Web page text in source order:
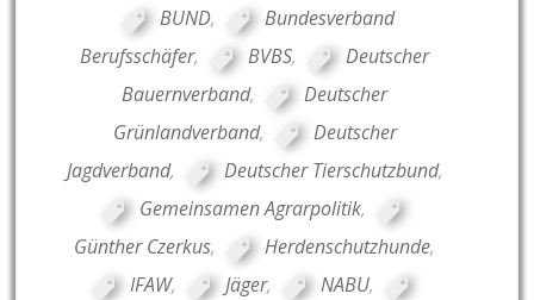
BUND,
Bundesverband
Berufsschäfer, BVBS,
Deutscher
Bauernverband,
Deutscher
Grünlandverband,
Deutscher
Jagdverband, Deutscher Tierschutzbund,
Gemeinsamen Agrarpolitik,
Günther Czerkus, Herdenschutzhunde,
IFAW, Jäger, NABU,